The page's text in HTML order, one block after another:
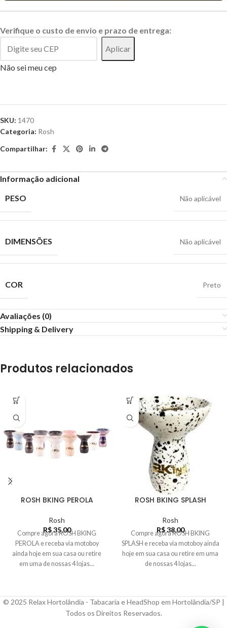
Verifique o custo de envio e prazo de entrega:
Aplicar
Não sei meu cep
SKU: 1470
Categoria: Rosh
Compartilhar:
Informação adicional
PESO
Não aplicável
DIMENSÕES Não aplicável
COR Preto
Avaliações (0)
Shipping & Delivery
Produtos relacionados
ROSH BKING PEROLA
Rosh
R$35,00
Compre agora ROSH BKING
PEROLA e receba via motoboy
ainda hoje em sua casa ou retire
em uma de nossas 4 lojas...
ROSH BKING SPLASH
Rosh
R$38,00
Compre agora ROSH BKING
SPLASH e receba via motoboy ainda
hoje em sua casa ou retire em uma
de nossas 4 lojas...
© 2025 Relax Hortolândia - Tabacaria e HeadShop em Hortolândia/SP |
Todos os Direitos Reservados.